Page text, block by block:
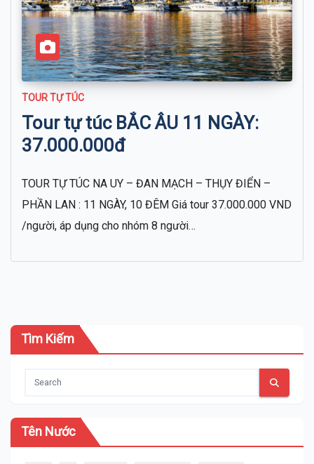
TOUR TỰ TÚC
Tour tự túc BẮC ÂU 11 NGÀY:
37.000.000đ
TOUR TỰ TÚC NA UY – ĐAN MẠCH – THỤY ĐIỂN –
PHẦN LAN : 11 NGÀY, 10 ĐÊM Giá tour 37.000.000 VND
/người, áp dụng cho nhóm 8 người…
Tìm Kiếm
Tên Nước